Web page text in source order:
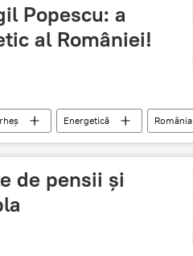
Popescu: a
al României!
Energetică România
de pensii și